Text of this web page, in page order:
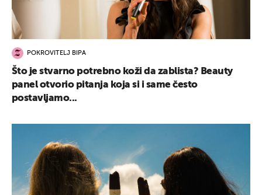
POKROVITELJ BIPA
Što je stvarno potrebno koži da zablista? Beauty
panel otvorio pitanja koja si i same često
postavljamo...